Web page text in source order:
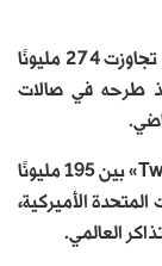
» إيرادات تجاوزت 274 مليونًا
منذ طرحه في صالات
وانقسمت إيرادات فيلم التشويق والإثارة «Twisters» بين 195 مليونًا
المتحدة الأميركية،